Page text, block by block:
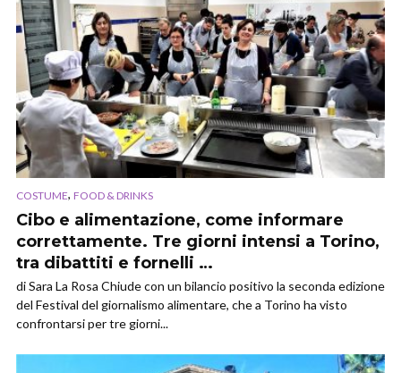
COSTUME, FOOD & DRINKS
Cibo e alimentazione, come informare
correttamente. Tre giorni intensi a Torino,
tra dibattiti e fornelli …
di Sara La Rosa Chiude con un bilancio positivo la seconda edizione
del Festival del giornalismo alimentare, che a Torino ha visto
confrontarsi per tre giorni...